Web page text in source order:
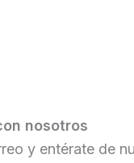
nosotros
y entérate de